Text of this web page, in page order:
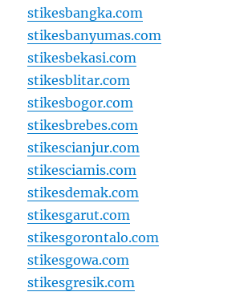
stikesbangka.com
stikesbanyumas.com
stikesbekasi.com
stikesblitar.com
stikesbogor.com
stikesbrebes.com
stikescianjur.com
stikesciamis.com
stikesdemak.com
stikesgarut.com
stikesgorontalo.com
stikesgowa.com
stikesgresik.com